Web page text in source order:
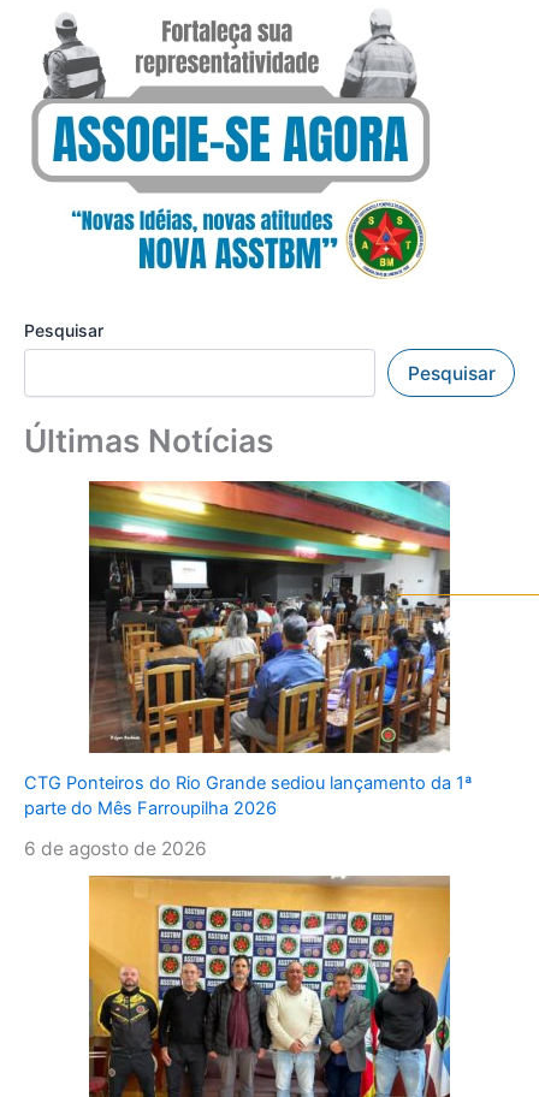
Pesquisar
Pesquisar
Últimas Notícias
CTG Ponteiros do Rio Grande sediou lançamento da 1ª
parte do Mês Farroupilha 2026
6 de agosto de 2026